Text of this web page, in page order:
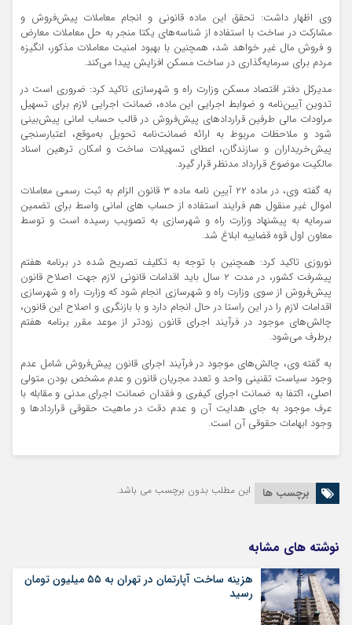
وی اظهار داشت: تحقق این ماده قانونی و انجام معاملات پیش‌فروش و
مشارکت در ساخت با استفاده از شناسه‌های یکتا منجر به حل معاملات معارض
و فروش مال غیر خواهد شد، همچنین با بهبود امنیت معاملات مذکور، انگیزه
مردم برای سرمایه‌گذاری در ساخت مسکن افزایش پیدا می‌کند.
مدیرکل دفتر اقتصاد مسکن وزارت راه و شهرسازی تاکید کرد: ضروری است در
تدوین آیین‌نامه و ضوابط اجرایی این ماده، ضمانت اجرایی لازم برای تسهیل
مراودات مالی طرفین قراردادهای پیش‌فروش در قالب حساب امانی پیش‌بینی
شود و ملاحظات مربوط به ارائه ضمانت‌نامه تحویل به‌موقع، اعتبارسنجی
پیش‌خریداران و سازندگان، اعطای تسهیلات ساخت و امکان ترهین اسناد
مالکیت موضوع قرارداد مدنظر قرار گیرد.
به گفته وی، در ماده ۲۲ آیین نامه ماده ۳ قانون الزام به ثبت رسمی معاملات
اموال غیر منقول هم فرایند استفاده از حساب های امانی واسط برای تضمین
سرمایه به پیشنهاد وزارت راه و شهرسازی به تصویب رسیده است و توسط
معاون اول قوه قضاییه ابلاغ شد.
نوروزی تاکید کرد: همچنین با توجه به تکلیف تصریح شده در برنامه هفتم
پیشرفت کشور، در مدت ۲ سال باید اقدامات قانونی لازم جهت اصلاح قانون
پیش‌فروش از سوی وزارت راه و شهرسازی انجام شود که وزارت راه و شهرسازی
اقدامات لازم را در این راستا در حال انجام دارد و با بازنگری و اصلاح این قانون،
چالش‌های موجود در فرآیند اجرای قانون زودتر از موعد مقرر برنامه هفتم
برطرف می‌شود.
به گفته وی، چالش‌های موجود در فرآیند اجرای قانون پیش‌فروش شامل عدم
وجود سیاست تقنینی واحد و تعدد مجریان قانون و عدم مشخص بودن متولی
اصلی، اکتفا به ضمانت اجرای کیفری و فقدان ضمانت اجرای مدنی و مقابله با
عرف موجود به جای هدایت آن و عدم دقت در ماهیت حقوقی قراردادها و
وجود ابهامات حقوقی آن است.
برچسب ها این مطلب بدون برچسب می باشد.
نوشته های مشابه
هزینه ساخت آپارتمان در تهران به ۵۵ میلیون تومان
رسید